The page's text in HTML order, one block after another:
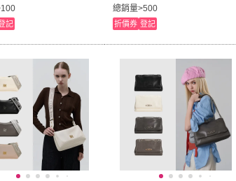
記
總銷量>500
折價券 登記